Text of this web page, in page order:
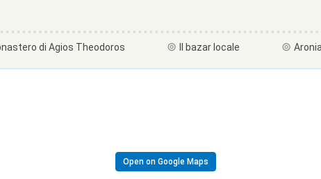
di Agios Theodoros Il bazar locale
Open on Google Maps